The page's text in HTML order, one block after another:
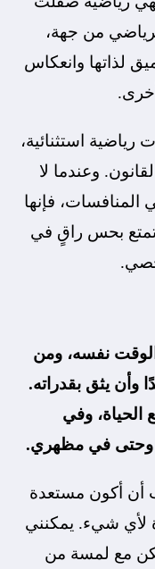
من جهة،
لذاتها وانعكاس
رياضية استثنائية،
وعندما لا
فإنها
بحس راقٍ في
نفسه، ومن
وأن يثق بقدراته.
وفي
وحتى في مظهري.
أن أكون مستعدة
لأي شيء. يمكنني
مع لمسة من